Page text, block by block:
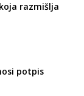
razmišlja
potpis